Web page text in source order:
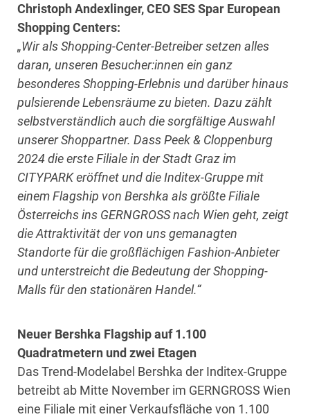
Christoph Andexlinger, CEO SES Spar European
Shopping Centers:
„Wir als Shopping-Center-Betreiber setzen alles
daran, unseren Besucher:innen ein ganz
besonderes Shopping-Erlebnis und darüber hinaus
pulsierende Lebensräume zu bieten. Dazu zählt
selbstverständlich auch die sorgfältige Auswahl
unserer Shoppartner. Dass Peek & Cloppenburg
2024 die erste Filiale in der Stadt Graz im
CITYPARK eröffnet und die Inditex-Gruppe mit
einem Flagship von Bershka als größte Filiale
Österreichs ins GERNGROSS nach Wien geht, zeigt
die Attraktivität der von uns gemanagten
Standorte für die großflächigen Fashion-Anbieter
und unterstreicht die Bedeutung der Shopping-
Malls für den stationären Handel.“
Neuer Bershka Flagship auf 1.100
Quadratmetern und zwei Etagen
Das Trend-Modelabel Bershka der Inditex-Gruppe
betreibt ab Mitte November im GERNGROSS Wien
eine Filiale mit einer Verkaufsfläche von 1.100